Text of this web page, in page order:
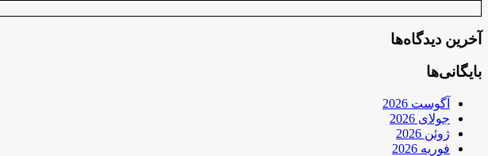
آخرین دیدگاه‌ها
بایگانی‌ها
آگوست 2026
جولای 2026
ژوئن 2026
فوریه 2026